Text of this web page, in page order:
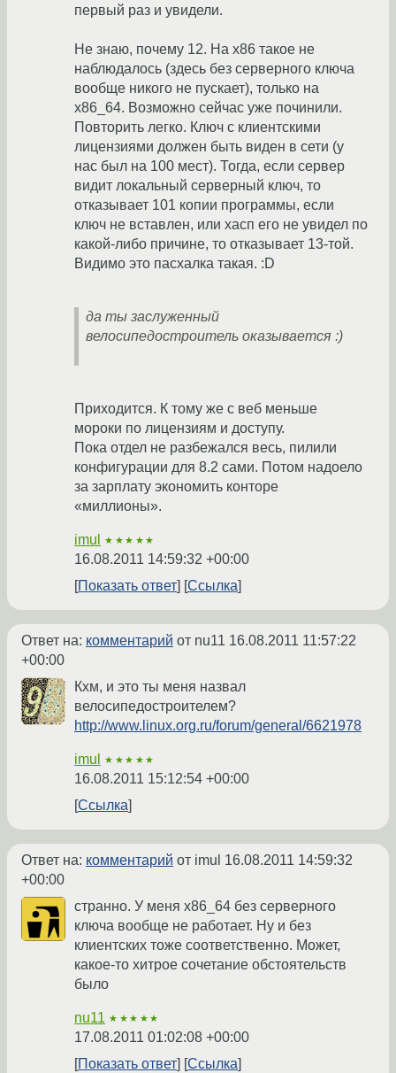
первый раз и увидели.
Не знаю, почему 12. На x86 такое не
наблюдалось (здесь без серверного ключа
вообще никого не пускает), только на
x86_64. Возможно сейчас уже починили.
Повторить легко. Ключ с клиентскими
лицензиями должен быть виден в сети (у
нас был на 100 мест). Тогда, если сервер
видит локальный серверный ключ, то
отказывает 101 копии программы, если
ключ не вставлен, или хасп его не увидел по
какой-либо причине, то отказывает 13-той.
Видимо это пасхалка такая. :D
да ты заслуженный
велосипедостроитель оказывается :)
Приходится. К тому же с веб меньше
мороки по лицензиям и доступу.
Пока отдел не разбежался весь, пилили
конфигурации для 8.2 сами. Потом надоело
за зарплату экономить конторе
«миллионы».
imul ★★★★★
16.08.2011 14:59:32 +00:00
Показать ответ
Ссылка
Ответ на: комментарий от nu11 16.08.2011 11:57:22
+00:00
Кхм, и это ты меня назвал
велосипедостроителем?
http://www.linux.org.ru/forum/general/6621978
imul ★★★★★
16.08.2011 15:12:54 +00:00
Ссылка
Ответ на: комментарий от imul 16.08.2011 14:59:32
+00:00
странно. У меня x86_64 без серверного
ключа вообще не работает. Ну и без
клиентских тоже соответственно. Может,
какое-то хитрое сочетание обстоятельств
было
nu11 ★★★★★
17.08.2011 01:02:08 +00:00
Показать ответ
Ссылка